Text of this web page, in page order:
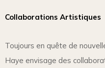
Collaborations Artistiques
Toujours en quête de
Haye envisage des